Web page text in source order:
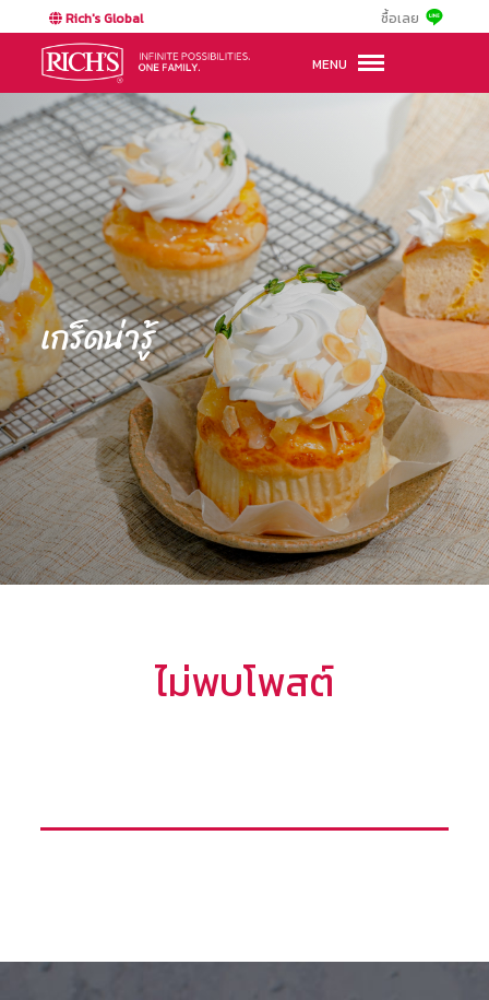
Rich's Global ซื้อเลย
MENU
เกร็ดน่ารู้
ไม่พบโพสต์